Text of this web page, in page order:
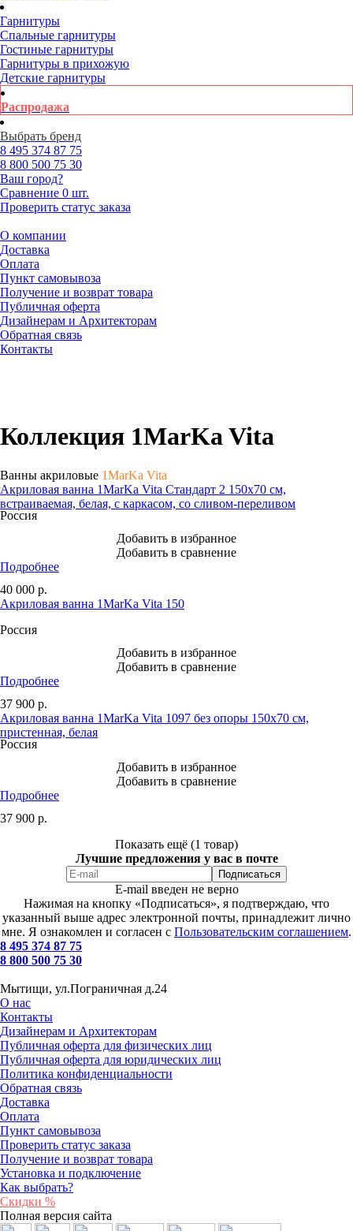
Гарнитуры
Спальные гарнитуры
Гостиные гарнитуры
Гарнитуры в прихожую
Детские гарнитуры
Распродажа
Выбрать бренд
8 495 374 87 75
8 800 500 75 30
Ваш город?
Сравнение 0 шт.
Проверить статус заказа
О компании
Доставка
Оплата
Пункт самовывоза
Получение и возврат товара
Публичная оферта
Дизайнерам и Архитекторам
Обратная связь
Контакты
Коллекция 1MarKa Vita
Ванны акриловые 1MarKa Vita
Акриловая ванна 1MarKa Vita Стандарт 2 150x70 см,
встраиваемая, белая, с каркасом, со сливом-переливом
Россия
Добавить в избранное
Добавить в сравнение
Подробнее
40 000 р.
Акриловая ванна 1MarKa Vita 150
Россия
Добавить в избранное
Добавить в сравнение
Подробнее
37 900 р.
Акриловая ванна 1MarKa Vita 1097 без опоры 150x70 см,
пристенная, белая
Россия
Добавить в избранное
Добавить в сравнение
Подробнее
37 900 р.
Показать ещё (1 товар)
Лучшие предложения у вас в почте
E-mail введен не верно
Нажимая на кнопку «Подписаться», я подтверждаю, что
указанный выше адрес электронной почты, принадлежит лично
мне. Я ознакомлен и согласен с Пользовательским соглашением.
8 495 374 87 75
8 800 500 75 30
Мытищи, ул.Пограничная д.24
О нас
Контакты
Дизайнерам и Архитекторам
Публичная оферта для физических лиц
Публичная оферта для юридических лиц
Политика конфиденциальности
Обратная связь
Доставка
Оплата
Пункт самовывоза
Проверить статус заказа
Получение и возврат товара
Установка и подключение
Как выбрать?
Скидки %
Полная версия сайта